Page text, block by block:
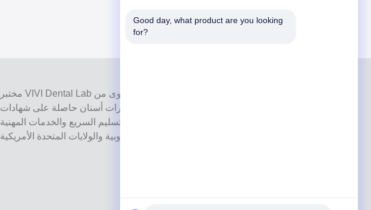
مختبر VIVI Dental Lab هو مختبر كامل الخدمات عالي المستوى من Shenzhen ، الصين.
إنها واحدة من القمة مختبرات أسنان حاصلة على شهادات CE و ISO و FDA ومجهزة
بأحدث الأجهزة. إنه لقد فاز الالتزام بالجودة العالية ووقت التسليم السريع والخدمات المهنية
Good day, what product are you looking
for?